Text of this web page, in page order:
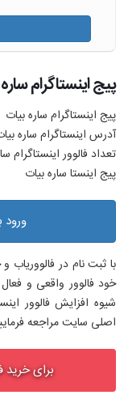
پیج اینستاگرام
پیج اینستاگرام ساره بیات
آدرس اینستاگرام ساره
تعداد فالوور اینستاگرام
پیج اینستا ساره بیات
ورود
با ثبت نام در فالووریاب
خود فالوور واقعی و
شیوه افزایش فالوور
اصلی سایت مراجعه
برای خرید